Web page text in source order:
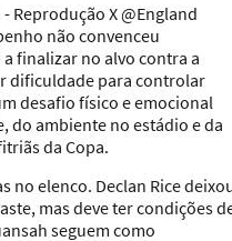
não convenceu
finalizar no alvo contra a
dificuldade para controlar
desafio físico e emocional
do ambiente no estádio e da
da Copa.
no elenco. Declan Rice
mas deve ter condições
seguem como